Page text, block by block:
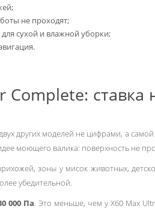
не проходят;
сухой и влажной уборки;
других моделей не цифрами, а
моющего валика: поверхность не
зоны у мисок животных,
убедительной.
000 Па. Это меньше, чем у X60 Max